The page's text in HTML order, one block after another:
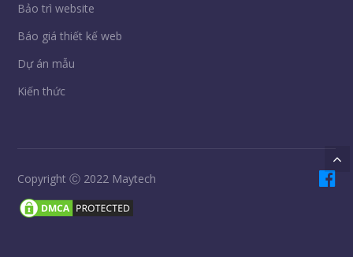
Bảo trì website
Báo giá thiết kế web
Dự án mẫu
Kiến thức
Copyright Ⓒ 2022 Maytech